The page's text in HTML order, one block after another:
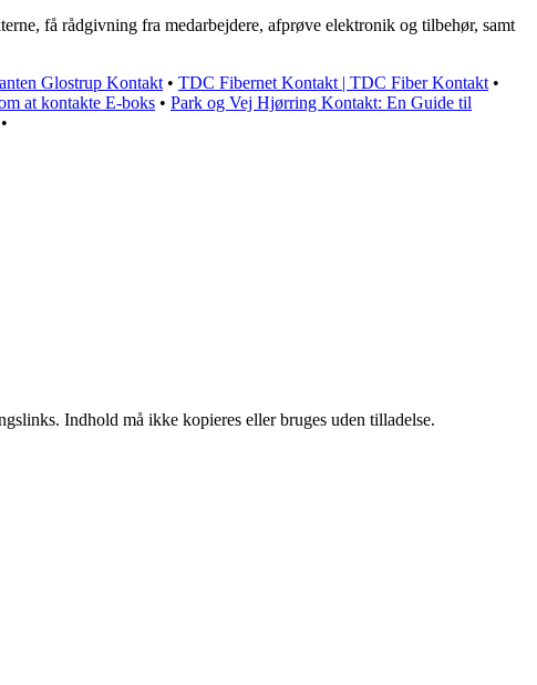
få rådgivning fra medarbejdere, afprøve elektronik og tilbehør, samt
Glostrup Kontakt• TDC Fibernet Kontakt | TDC Fiber Kontakt•
at kontakte E-boks • Park og Vej Hjørring Kontakt: En Guide til
•
Indhold må ikke kopieres eller bruges uden tilladelse.